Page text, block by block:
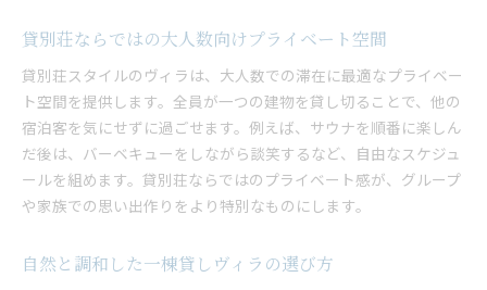
貸別荘ならではの大人数向けプライベート空間
貸別荘スタイルのヴィラは、大人数での滞在に最適なプライベー
ト空間を提供します。全員が一つの建物を貸し切ることで、他の
宿泊客を気にせずに過ごせます。例えば、サウナを順番に楽しん
だ後は、バーベキューをしながら談笑するなど、自由なスケジュ
ールを組めます。貸別荘ならではのプライベート感が、グループ
や家族での思い出作りをより特別なものにします。
自然と調和した一棟貸しヴィラの選び方